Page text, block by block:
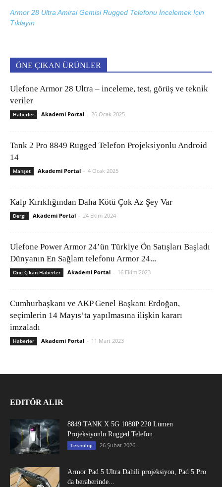
Armor 28 Ultra Amiral Gemisi Rugged Telefonu İncelemek İçin
Tıklayın
ÖNE ÇIKAN ÜRÜNLER
Ulefone Armor 28 Ultra – inceleme, test, görüş ve teknik
veriler
Haberler Akademi Portal - 26 Ocak 2025
Tank 2 Pro 8849 Rugged Telefon Projeksiyonlu Android
14
Manşet Akademi Portal - 4 Ocak 2025
Kalp Kırıklığından Daha Kötü Çok Az Şey Var
Dergi Akademi Portal - 24 Ekim 2024
Ulefone Power Armor 24’ün Türkiye Ön Satışları Başladı
Dünyanın En Sağlam telefonu Armor 24...
Öne Çıkan Haberler Akademi Portal - 16 Ekim 2023
Cumhurbaşkanı ve AKP Genel Başkanı Erdoğan,
seçimlerin 14 Mayıs’ta yapılmasına ilişkin kararı
imzaladı
Haberler Akademi Portal - 11 Mart 2023
EDITÖR ALIR
8849 TANK X 5G 1080P 220 Lümen
Projeksiyonlu Rugged Telefon
Teknoloji 26 Şubat 2026
Armor Pad 5 Ultra Dahili projeksiyon, Pad 5 Pro
da beraberinde...